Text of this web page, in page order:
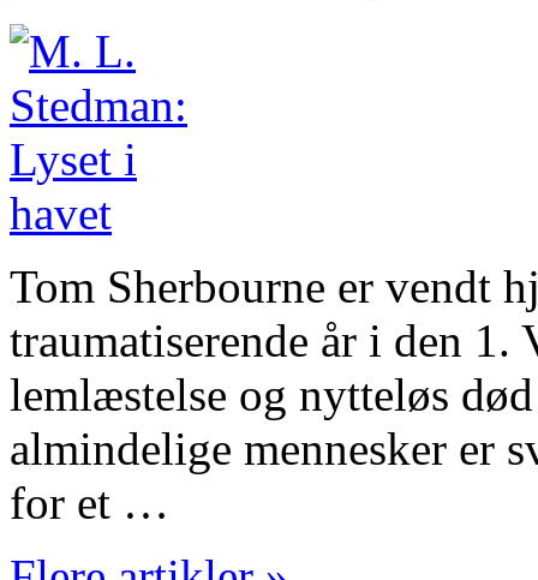
Tom Sherbourne er vendt
traumatiserende år i den
lemlæstelse og nytteløs
almindelige mennesker er
for et …